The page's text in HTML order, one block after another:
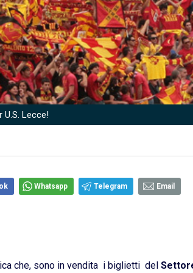
Lecce!
Whatsapp Telegram Email
che, sono in vendita i biglietti del